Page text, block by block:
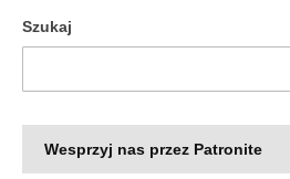
Szukaj
Wesprzyj nas przez Patronite